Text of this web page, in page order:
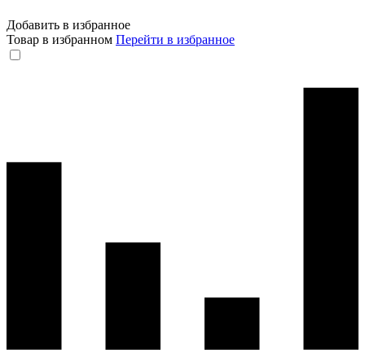
Добавить в избранное
Товар в избранном Перейти в избранное